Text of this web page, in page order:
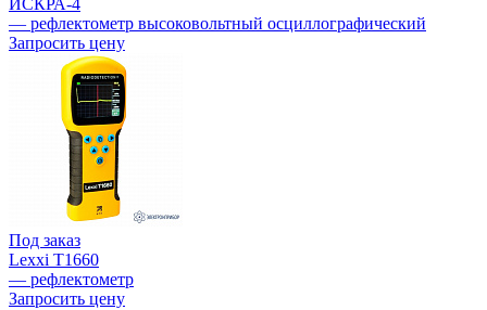
ИСКРА-4
— рефлектометр высоковольтный осциллографический
Запросить цену
Под заказ
Lexxi T1660
— рефлектометр
Запросить цену